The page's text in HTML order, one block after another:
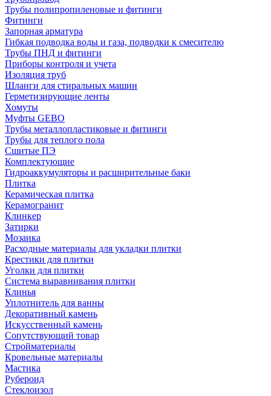
Трубы полипропиленовые и фитинги
Фитинги
Запорная арматура
Гибкая подводка воды и газа, подводки к смесителю
Трубы ПНД и фитинги
Приборы контроля и учета
Изоляция труб
Шланги для стиральных машин
Герметизирующие ленты
Хомуты
Муфты GEBO
Трубы металлопластиковые и фитинги
Трубы для теплого пола
Сшитые ПЭ
Комплектующие
Гидроаккумуляторы и расширительные баки
Плитка
Керамическая плитка
Керамогранит
Клинкер
Затирки
Мозаика
Расходные материалы для укладки плитки
Крестики для плитки
Уголки для плитки
Система выравнивания плитки
Клинья
Уплотнитель для ванны
Декоративный камень
Искусственный камень
Сопутствующий товар
Стройматериалы
Кровельные материалы
Мастика
Рубероид
Стеклоизол